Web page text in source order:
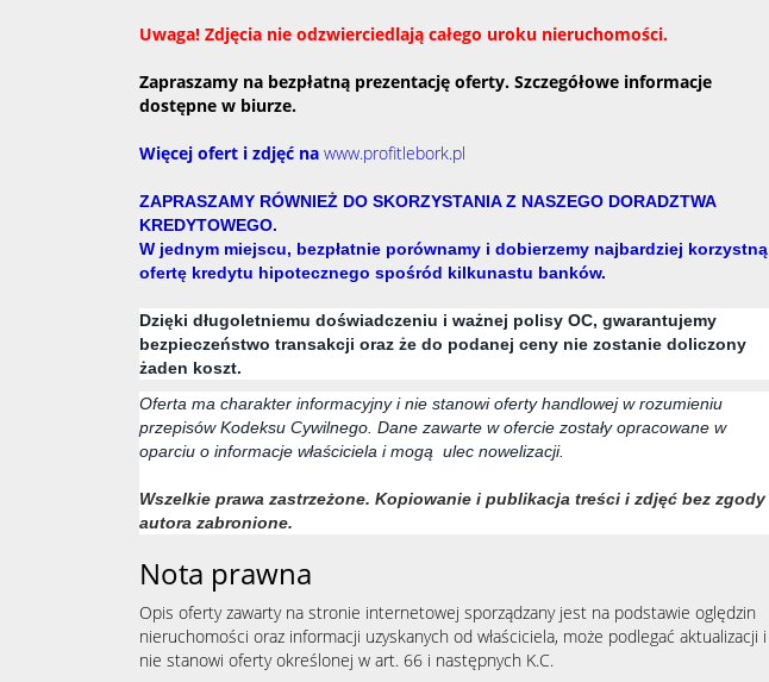
Uwaga! Zdjęcia nie odzwierciedlają całego uroku nieruchomości.
Zapraszamy na bezpłatną prezentację oferty. Szczegółowe informacje
dostępne w biurze.
Więcej ofert i zdjęć na www.profitlebork.pl
ZAPRASZAMY RÓWNIEŻ DO SKORZYSTANIA Z NASZEGO DORADZTWA
KREDYTOWEGO.
W jednym miejscu, bezpłatnie porównamy i dobierzemy najbardziej korzystną
ofertę kredytu hipotecznego spośród kilkunastu banków.
Dzięki długoletniemu doświadczeniu i ważnej polisy OC, gwarantujemy
bezpieczeństwo transakcji oraz że do podanej ceny nie zostanie doliczony
żaden koszt.
Oferta ma charakter informacyjny i nie stanowi oferty handlowej w rozumieniu
przepisów Kodeksu Cywilnego. Dane zawarte w ofercie zostały opracowane w
oparciu o informacje właściciela i mogą ulec nowelizacji.
Wszelkie prawa zastrzeżone. Kopiowanie i publikacja treści i zdjęć bez zgody
autora zabronione.
Nota prawna
Opis oferty zawarty na stronie internetowej sporządzany jest na podstawie oględzin
nieruchomości oraz informacji uzyskanych od właściciela, może podlegać aktualizacji i
nie stanowi oferty określonej w art. 66 i następnych K.C.